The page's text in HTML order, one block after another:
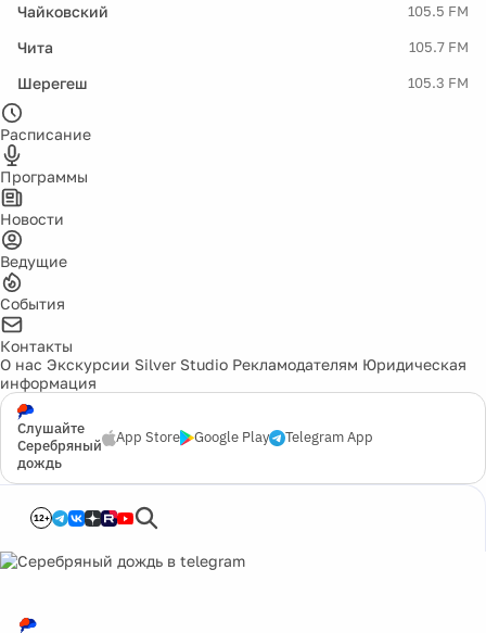
Чайковский 105.5 FM
Чита 105.7 FM
Шерегеш 105.3 FM
Расписание
Программы
Новости
Ведущие
События
Контакты
О нас Экскурсии Silver Studio Рекламодателям Юридическая
информация
Слушайте
Серебряный
дождь
App Store Google Play Telegram App
12+